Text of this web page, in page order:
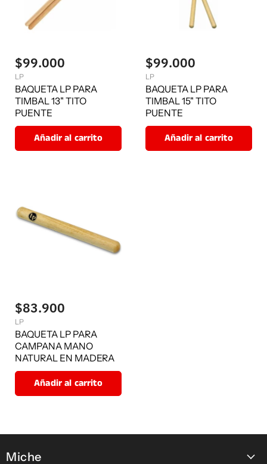
$99.000
LP
BAQUETA LP PARA
TIMBAL 13" TITO
PUENTE
Añadir al carrito
$99.000
LP
BAQUETA LP PARA
TIMBAL 15" TITO
PUENTE
Añadir al carrito
$83.900
LP
BAQUETA LP PARA
CAMPANA MANO
NATURAL EN MADERA
Añadir al carrito
Miche